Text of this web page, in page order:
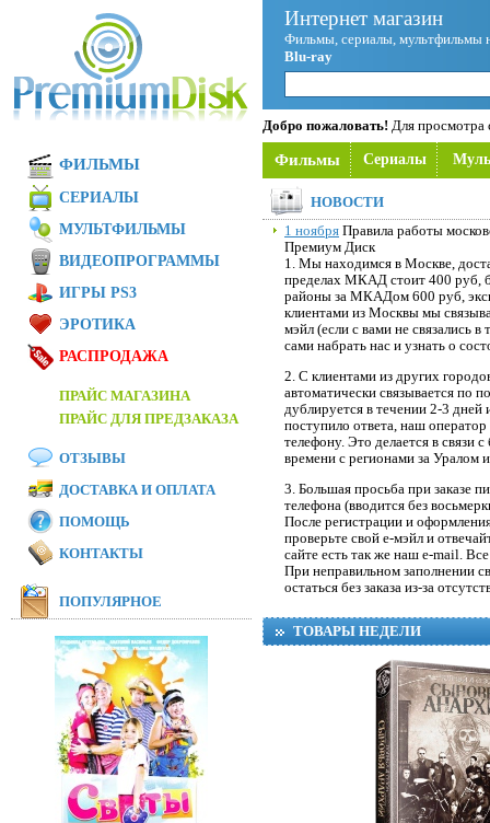
Интернет магазин
Фильмы, сериалы, мультфильмы
Blu-ray
Добро пожаловать! Для просмотра
Фильмы Сериалы
НОВОСТИ
1 ноября Правила работы
Премиум Диск
1. Мы находимся в Москве,
пределах МКАД стоит 400 руб,
районы за МКАДом 600 руб,
клиентами из Москвы мы
мэйл (если с вами не связались
сами набрать нас и узнать о
2. С клиентами из других
автоматически связывается по
дублируется в течении 2-3 дней
поступило ответа, наш оператор
телефону. Это делается в связи
времени с регионами за Уралом
3. Большая просьба при заказе
телефона (вводится без
После регистрации и
проверьте свой е-мэйл и
сайте есть так же наш e-mail.
При неправильном заполнении
остаться без заказа из-за
ТОВАРЫ НЕДЕЛИ
ФИЛЬМЫ
СЕРИАЛЫ
МУЛЬТФИЛЬМЫ
ВИДЕОПРОГРАММЫ
ИГРЫ PS3
ЭРОТИКА
РАСПРОДАЖА
ПРАЙС МАГАЗИНА
ПРАЙС ДЛЯ ПРЕДЗАКАЗА
ОТЗЫВЫ
ДОСТАВКА И ОПЛАТА
ПОМОЩЬ
КОНТАКТЫ
ПОПУЛЯРНОЕ